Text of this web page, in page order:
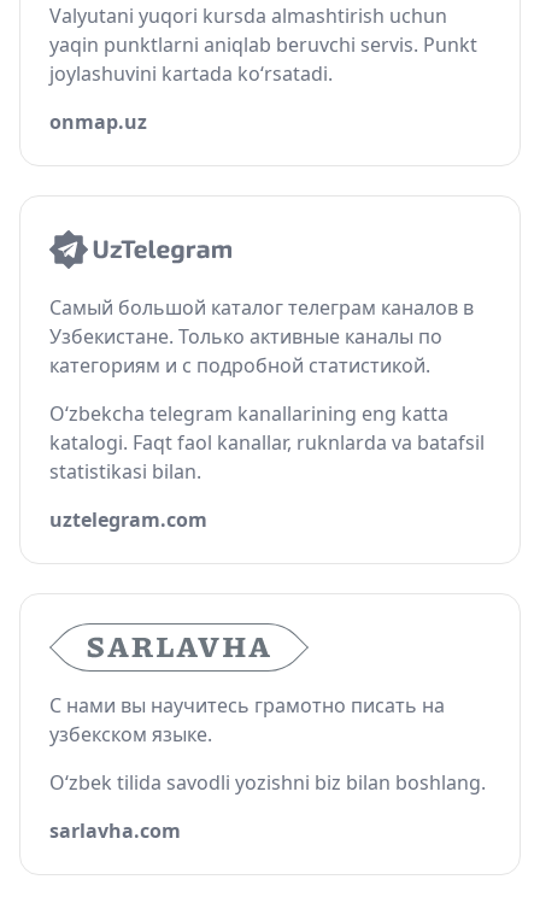
Valyutani yuqori kursda almashtirish uchun
yaqin punktlarni aniqlab beruvchi servis. Punkt
joylashuvini kartada ko‘rsatadi.
onmap.uz
Самый большой каталог телеграм каналов в
Узбекистане. Только активные каналы по
категориям и с подробной статистикой.
O‘zbekcha telegram kanallarining eng katta
katalogi. Faqt faol kanallar, ruknlarda va batafsil
statistikasi bilan.
uztelegram.com
С нами вы научитесь грамотно писать на
узбекском языке.
O‘zbek tilida savodli yozishni biz bilan boshlang.
sarlavha.com